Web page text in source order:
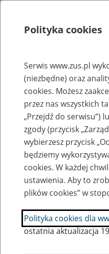
Rejestry, ewidencje i archiwa
Baza
Nazwa zakładu pracy:
SZUKAJ
Polityka cookies
Serwis www.zus.pl
(niezbędne) oraz
cookies. Możesz
przez nas wszystkich
„Przejdź do serwisu”)
zgody (przycisk
wybierzesz przycisk
będziemy
cookies. W każdej
ustawienia. Aby to
plików cookies” w
Polityka cookies dla
ostatnia aktualizacja